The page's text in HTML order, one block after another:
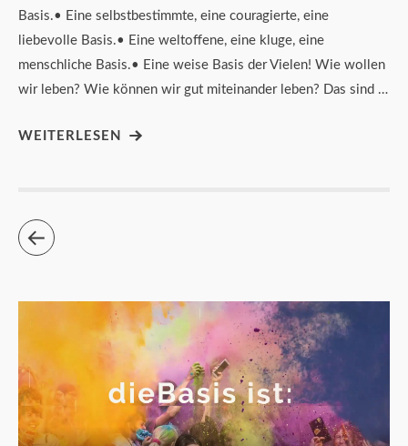
Basis.• Eine selbstbestimmte, eine couragierte, eine
liebevolle Basis.• Eine weltoffene, eine kluge, eine
menschliche Basis.• Eine weise Basis der Vielen! Wie wollen
wir leben? Wie können wir gut miteinander leben? Das sind …
WEITERLESEN